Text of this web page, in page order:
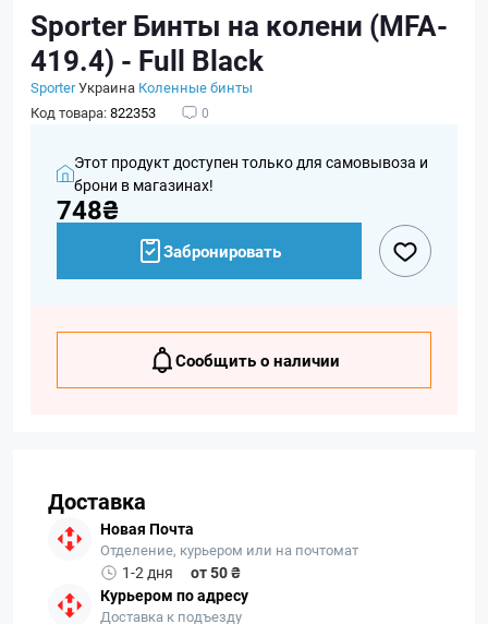
Sporter Бинты на колени (MFA-
419.4) - Full Black
SporterУкраина Коленные бинты
Код товара:822353 0
Этот продукт доступен только для самовывоза и
брони в магазинах!
748₴
Забронировать
Сообщить о наличии
Доставка
Новая Почта
Отделение, курьером или на почтомат
1-2 дня
от 50 ₴
Курьером по адресу
Доставка к подъезду